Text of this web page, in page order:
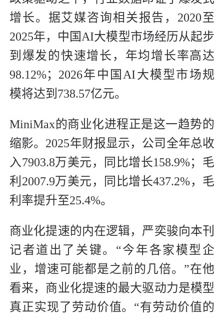
增长。据艾媒咨询相关报告，2020至
2025年，中国AI大模型市场经历从起步
到爆发的快速增长，年均增长率高达
98.12%；2026年中国AI大模型市场规
模将达到738.57亿元。
MiniMax的商业化进程正是这一趋势的
缩影。2025年财报显示，公司全年总收
入7903.8万美元，同比增长158.9%；毛
利2007.9万美元，同比增长437.2%，毛
利率提升至25.4%。
商业化提速的内在逻辑，严奕骏向本刊
记者道出了关键。“今年各家模型企
业，增速可能都是之前的几倍。”在他
看来，商业化提速的最大驱动力是模型
真正实现了劳动价值。“有劳动价值的